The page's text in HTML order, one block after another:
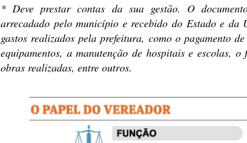
* Deve prestar contas da sua gestão. O
arrecadado pelo município e recebido do Estado e da
gastos realizados pela prefeitura, como o pagamento
equipamentos, a manutenção de hospitais e escolas,
obras realizadas, entre outros.